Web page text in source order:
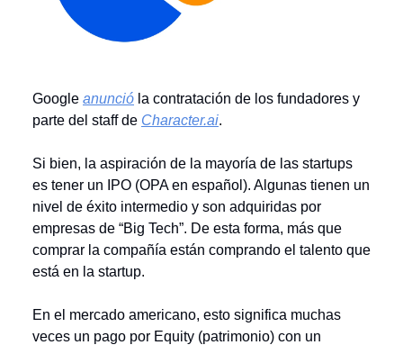
Google anunció la contratación de los fundadores y
parte del staff de Character.ai.
Si bien, la aspiración de la mayoría de las startups
es tener un IPO (OPA en español). Algunas tienen un
nivel de éxito intermedio y son adquiridas por
empresas de “Big Tech”. De esta forma, más que
comprar la compañía están comprando el talento que
está en la startup.
En el mercado americano, esto significa muchas
veces un pago por Equity (patrimonio) con un